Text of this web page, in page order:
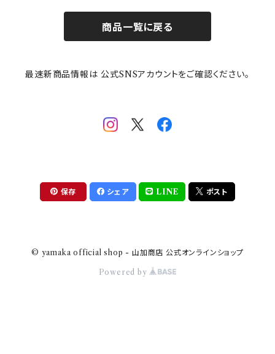
mofusand（モフサンド）
mofsand×日比谷花壇
ちびまる子ちゃんandクレヨンしんちゃん
HANAE MORI(ハナエモリ)
THE BEATLES(ザ・ビートルズ)
【山加商店×yaeko】migratory bird
隅切り重箱
HAPPY DINING(ハッピーダイニング)
メイメイウェア
SoSo(ソソ）
商品一覧に戻る
最速新商品情報は 公式SNSアカウントをご確認ください。
保存 シェア LINE ポスト
© yamaka official shop - 山加商店 公式オンラインショップ
Powered by